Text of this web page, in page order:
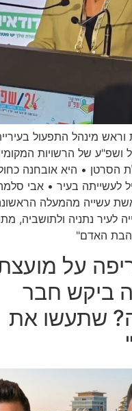
וראש מינהל התפעול
ושפ"ע של הרשויות
לעשייתה בעיר • אבי
עשייה מהמעלה
לעיר נתניה ולתושביה,
האדם"
על
ביקש חבר
שתעשו את